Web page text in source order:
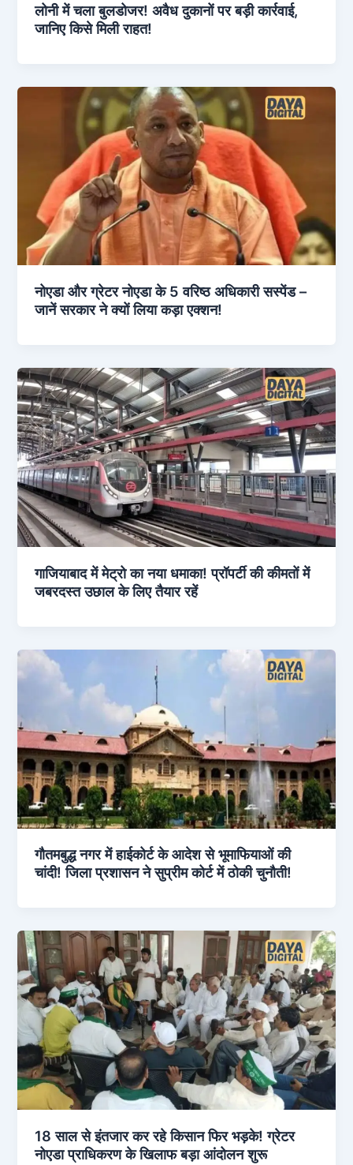
लोनी में चला बुलडोजर! अवैध दुकानों पर बड़ी कार्रवाई,
जानिए किसे मिली राहत!
नोएडा और ग्रेटर नोएडा के 5 वरिष्ठ अधिकारी सस्पेंड –
जानें सरकार ने क्यों लिया कड़ा एक्शन!
गाजियाबाद में मेट्रो का नया धमाका! प्रॉपर्टी की कीमतों में
जबरदस्त उछाल के लिए तैयार रहें
गौतमबुद्ध नगर में हाईकोर्ट के आदेश से भूमाफियाओं की
चांदी! जिला प्रशासन ने सुप्रीम कोर्ट में ठोकी चुनौती!
18 साल से इंतजार कर रहे किसान फिर भड़के! ग्रेटर
नोएडा प्राधिकरण के खिलाफ बड़ा आंदोलन शुरू